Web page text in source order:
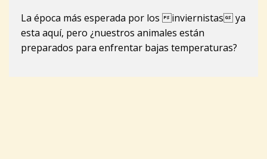
La época más esperada por los inviernistas ya
esta aquí, pero ¿nuestros animales están
preparados para enfrentar bajas temperaturas?